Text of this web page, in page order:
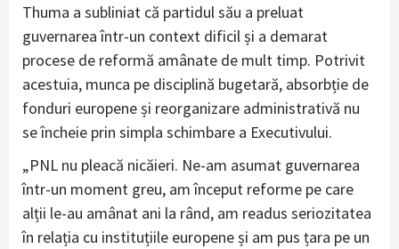
Thuma a subliniat că partidul său a preluat
guvernarea într-un context dificil și a demarat
procese de reformă amânate de mult timp. Potrivit
acestuia, munca pe disciplină bugetară, absorbție de
fonduri europene și reorganizare administrativă nu
se încheie prin simpla schimbare a Executivului.
„PNL nu pleacă nicăieri. Ne-am asumat guvernarea
într-un moment greu, am început reforme pe care
alții le-au amânat ani la rând, am readus seriozitatea
în relația cu instituțiile europene și am pus țara pe un